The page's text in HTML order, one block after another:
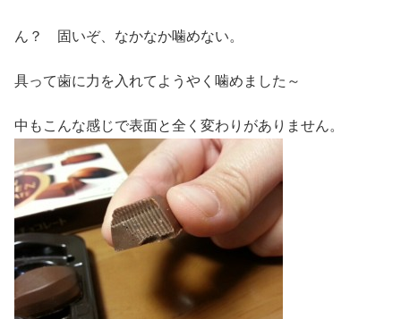
ん？ 固いぞ、なかなか噛めない。
具って歯に力を入れてようやく噛めました～
中もこんな感じで表面と全く変わりがありません。